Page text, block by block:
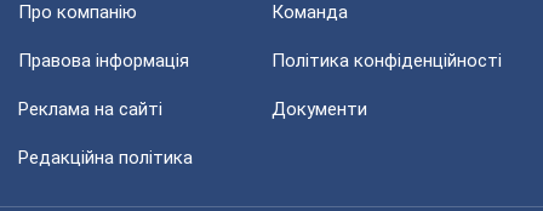
Про компанію Команда
Правова інформація Політика конфіденційності
Реклама на сайті Документи
Редакційна політика